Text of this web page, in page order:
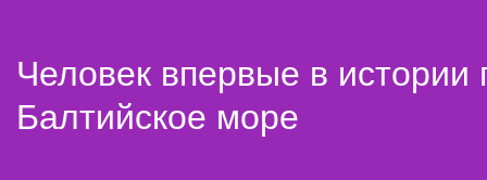
Человек впервые в истории
Балтийское море